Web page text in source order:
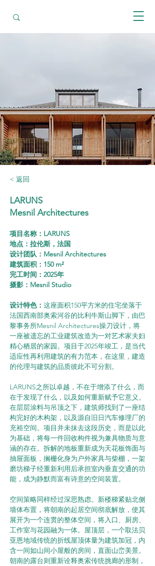
< 返回
LARUNS
Mesnil Architectures
项目名称：LARUNS
地点：拉伦斯，法国
设计团队：Mesnil Architectures
建筑面积：150 m²
完工时间：2025年
摄影：Mesnil Studio
设计特色： 这座面积150平方米的住宅坐落于
法国西南部奥索河谷的比利牛斯山脚下，由巴
黎事务所Mesnil Architectures操刀设计，将
一座被遗忘的工业建筑改造为一对艺术家夫妇
精心栖居的家园。项目于2025年竣工，是当代
适应性再利用建筑的有力范本，在这里，建造
的伦理与建筑的品质彼此不可分割。
LARUNS之所以卓越，不在于增添了什么，而
在于发现了什么，以及如何重新赋予它意义。
在层层涂料与吊顶之下，建筑师找到了一座结
构完好的木构架，以及源自旧日汽车修理厂的
充裕空间。项目并未抹去这段历史，而是以此
为基础，将每一件回收构件视为兼具物质与意
涵的存在。拆解的地板重新成为天花板饰面与
抽屉面板，搁栅化身为户外家具与柴棚，一架
磨坊梯子经重新利用后承担室内垂直交通的功
能，成为静默而富有诗意的空间装置。
空间策略同样经过深思熟虑。新楼梯紧贴北侧
墙体布置，将朝南的起居空间彻底解放，使其
展开为一个连贯的整体空间，将入口、厨房、
工作室与花园融为一体。屋顶层，一个取法贝
亚恩地域传统的折线屋顶体量为建筑加冠，内
含一间如山间小屋般的房间，直面山峦美景。
朝南的露台则重新诠释奥索传统挑廊的形制，